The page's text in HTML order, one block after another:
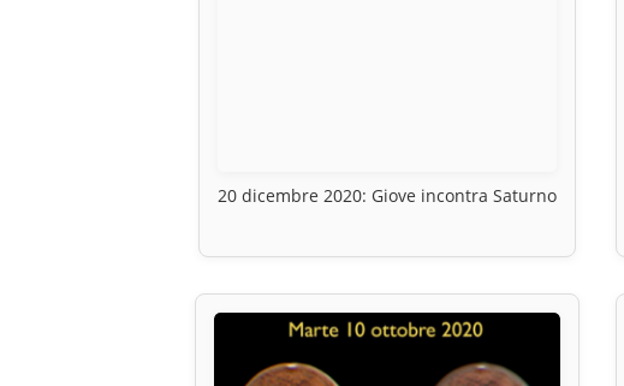
20 dicembre 2020: Giove incontra Saturno